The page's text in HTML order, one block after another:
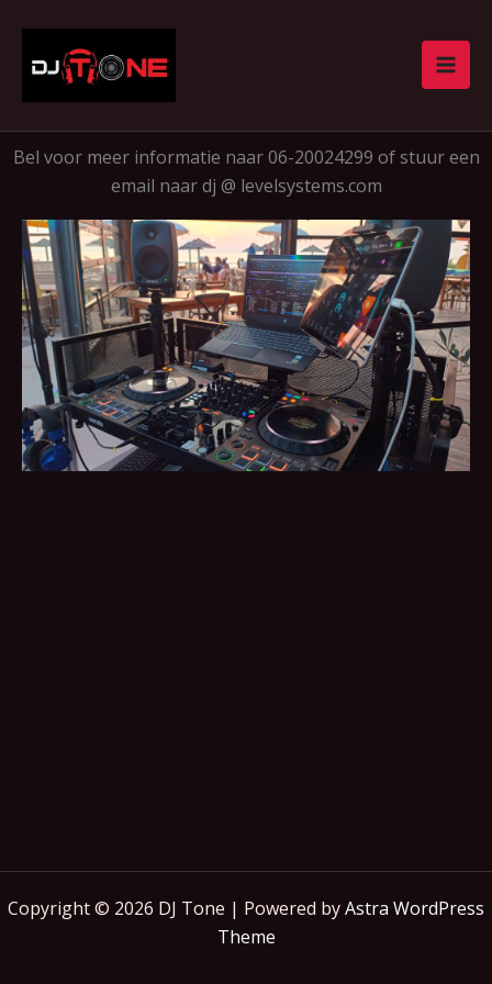
content
Bel voor meer informatie naar 06-20024299 of stuur een
email naar dj @ levelsystems.com
Copyright © 2026 DJ Tone | Powered byAstra WordPress
Theme